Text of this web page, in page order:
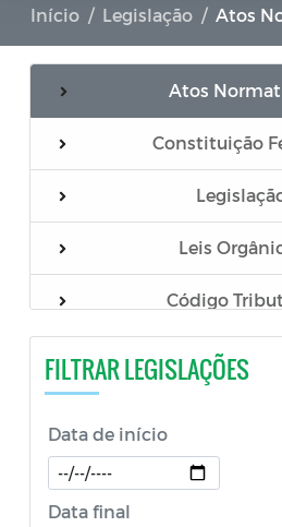
Início Legislação Atos
Atos
Regimento
Resolução
Constituição
Leis
Código
FILTRAR LEGISLAÇÕES
Data de início
Data final